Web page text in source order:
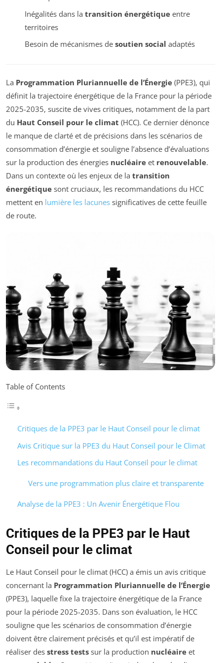
Inégalités dans la transition énergétiqueentre
territoires
Besoin de mécanismes de soutien social adaptés
La Programmation Pluriannuelle de l’Énergie (PPE3), qui
définit la trajectoire énergétique de la France pour la période
2025-2035, suscite de vives critiques, notamment de la part
du Haut Conseil pour le climat (HCC). Ce dernier dénonce
le manque de clarté et de précisions dans les scénarios de
consommation d’énergie et souligne l’absence d’évaluations
sur la production des énergies nucléaire et renouvelable.
Dans un contexte où les enjeux de la transition
énergétique sont cruciaux, les recommandations du HCC
mettent en lumière les lacunes significatives de cette feuille
de route.
Table of Contents
Critiques de la PPE3 par le Haut Conseil pour le climat
Avis Critique sur la PPE3 du Haut Conseil pour le Climat
Les recommandations du Haut Conseil pour le climat
Vers une programmation plus claire et transparente
Analyse de la PPE3 : Un Avenir Énergétique Flou
Critiques de la PPE3 par le Haut
Conseil pour le climat
Le Haut Conseil pour le climat (HCC) a émis un avis critique
concernant la Programmation Pluriannuelle de l’Énergie
(PPE3), laquelle fixe la trajectoire énergétique de la France
pour la période 2025-2035. Dans son évaluation, le HCC
souligne que les scénarios de consommation d’énergie
doivent être clairement précisés et qu’il est impératif de
réaliser des stress tests sur la production nucléaire et